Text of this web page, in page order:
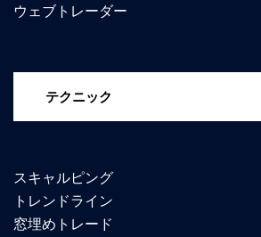
ウェブトレーダー
テクニック
スキャルピング
トレンドライン
窓埋めトレード